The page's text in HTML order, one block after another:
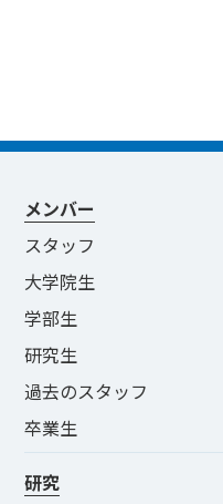
メンバー
スタッフ
大学院生
学部生
研究生
過去のスタッフ
卒業生
研究